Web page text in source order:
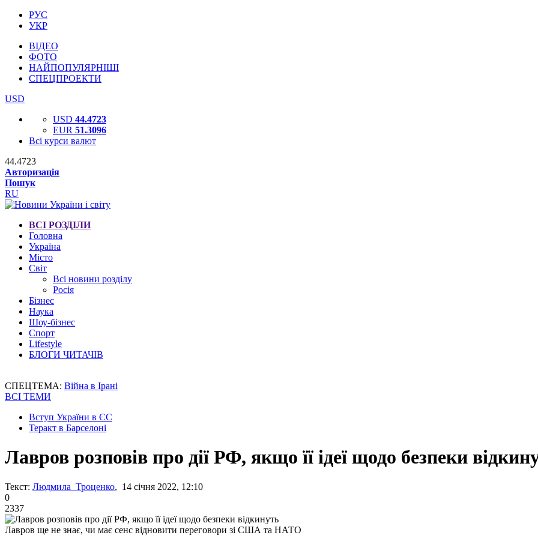
РУС
УКР
ВІДЕО
ФОТО
НАЙПОПУЛЯРНІШІ
СПЕЦПРОЕКТИ
USD
USD 44.4723
EUR 51.3096
Всі курси валют
44.4723
Авторизація
Пошук
RU
ВСІ РОЗДІЛИ
Головна
Україна
Місто
Світ
Всі новини розділу
Росія
Бізнес
Наука
Шоу-бізнес
Спорт
Lifestyle
БЛОГИ ЧИТАЧІВ
СПЕЦТЕМА: Війна в Ірані
ВСІ ТЕМИ
Вступ України в ЄС
Теракт в Барселоні
Лавров розповів про дії РФ, якщо її ідеї щодо безпеки
Текст: Людмила Троценко, 14 січня 2022, 12:10
0
2337
Лавров ще не знає, чи має сенс відновити переговори зі США та НАТО